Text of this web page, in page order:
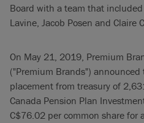
Board with a team that
Lavine, Jacob Posen and Claire
On May 21, 2019, Premium
("Premium Brands")
placement from treasury of
Canada Pension Plan
C$76.02 per common share for